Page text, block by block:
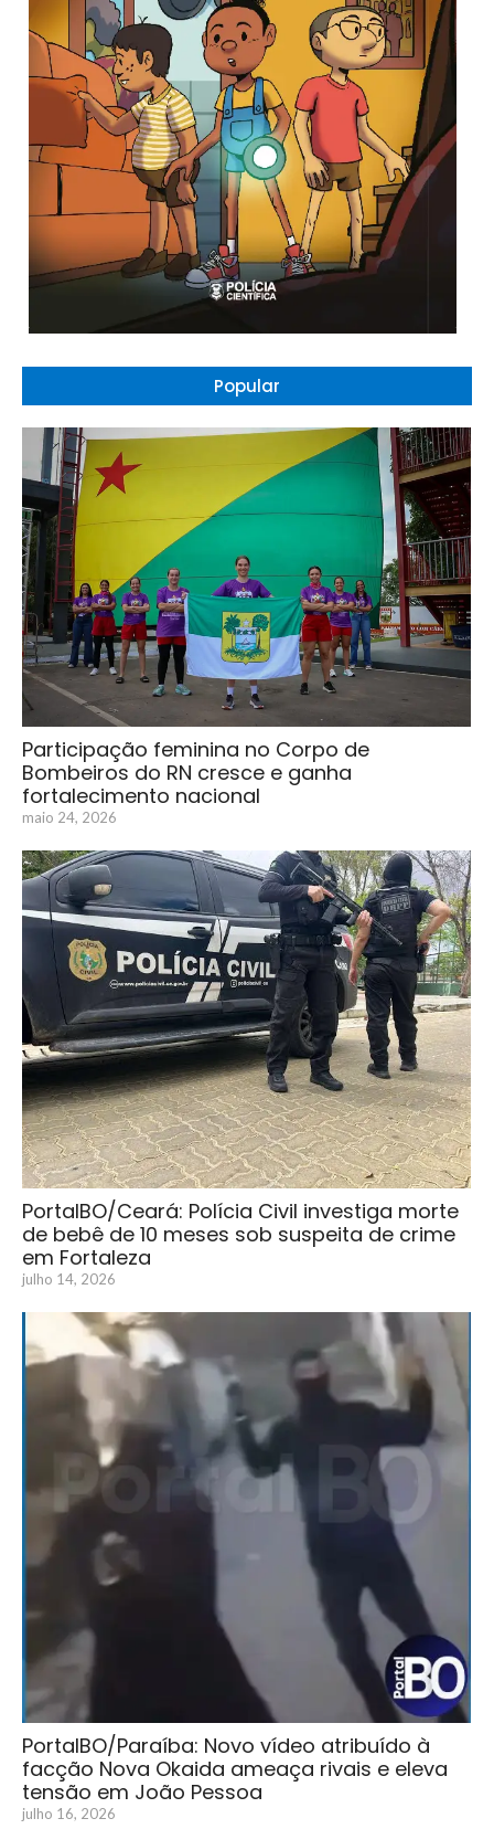
Popular
Participação feminina no Corpo de
Bombeiros do RN cresce e ganha
fortalecimento nacional
maio 24, 2026
PortalBO/Ceará: Polícia Civil investiga morte
de bebê de 10 meses sob suspeita de crime
em Fortaleza
julho 14, 2026
PortalBO/Paraíba: Novo vídeo atribuído à
facção Nova Okaida ameaça rivais e eleva
tensão em João Pessoa
julho 16, 2026